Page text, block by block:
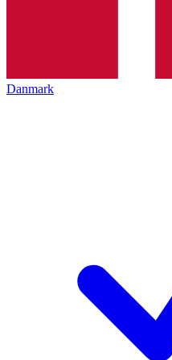
Danmark